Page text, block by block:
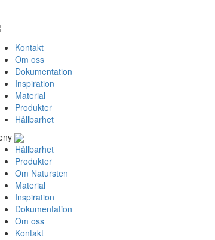
Kontakt
Om oss
Dokumentation
Inspiration
Material
Produkter
Hållbarhet
Hållbarhet
Produkter
Om Natursten
Material
Inspiration
Dokumentation
Om oss
Kontakt